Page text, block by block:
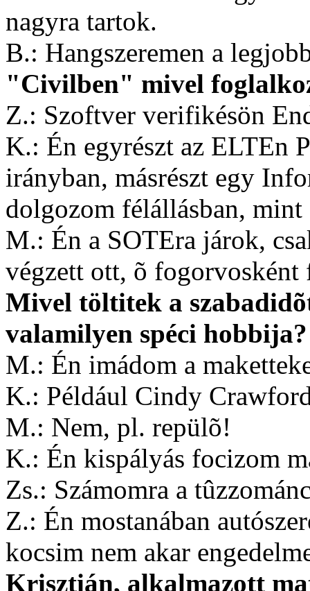
nagyra tartok.
B.: Hangszeremen a
"Civilben" mivel
Z.: Szoftver verifikésön
K.: Én egyrészt az ELTEn
irányban, másrészt egy
dolgozom félállásban,
M.: Én a SOTEra járok,
végzett ott, õ
Mivel töltitek a
valamilyen spéci hobbija?
M.: Én imádom a
K.: Például Cindy
M.: Nem, pl. repülõ!
K.: Én kispályás focizom
Zs.: Számomra a
Z.: Én mostanában
kocsim nem akar
Krisztián, alkalmazott